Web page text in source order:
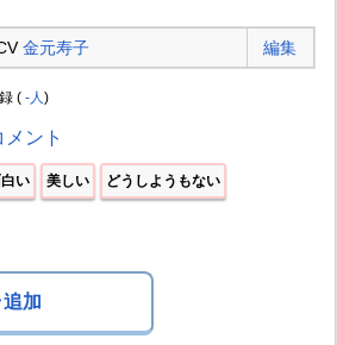
金元寿子 編集
( -人)
メント
い 美しい どうしようもない
加